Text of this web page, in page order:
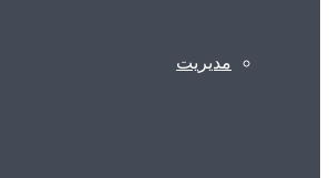
مدیریت